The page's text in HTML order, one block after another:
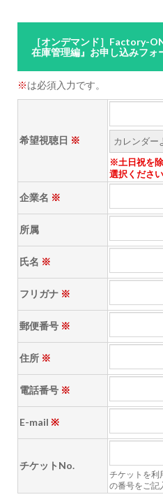
［オンデマンド］Factory-
在庫管理編』お申し込みフォ
※は必須入力です。
希望視聴日 ※
※土日祝を
選択ください
企業名 ※
所属
氏名 ※
フリガナ ※
郵便番号 ※
住所 ※
電話番号 ※
E-mail ※
チケットNo.
チケットを利
の番号をご記